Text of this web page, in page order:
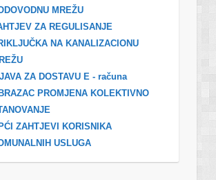
IV
KVARTA
DO
IZVRŠENJ
I
KVARTA
L
12
MREŽU
ZA REGULISANJE
NA KANALIZACIONU
ZA DOSTAVU E - računa
PROMJENA KOLEKTIVNO
ZAHTJEVI KORISNIKA
USLUGA